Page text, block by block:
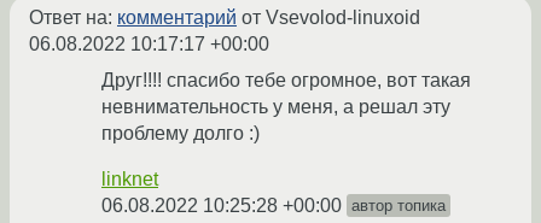
Ответ на: комментарий от Vsevolod-linuxoid
06.08.2022 10:17:17 +00:00
Друг!!!! спасибо тебе огромное, вот такая
невнимательность у меня, а решал эту
проблему долго :)
linknet
06.08.2022 10:25:28 +00:00 автор топика